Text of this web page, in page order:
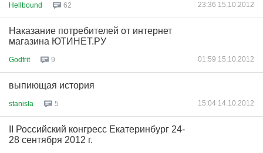
Hellbound 62 23:36 15.10.2012
Наказание потребителей от интернет
магазина ЮТИНЕТ.РУ
Godfrit 9 01:59 15.10.2012
выпиющая история
stanisla 5 15:04 14.10.2012
II Российский конгресс Екатеринбург 24-
28 сентября 2012 г.